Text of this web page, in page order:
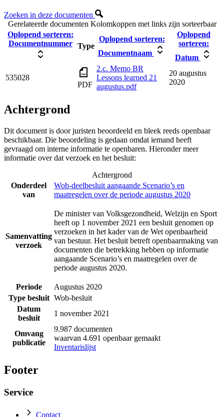
Zoeken in deze documenten
Gerelateerde documenten Kolomkoppen met links zijn sorteerbaar
Oplopend sorteren:
Documentnummer Type
Oplopend sorteren:
Documentnaam
Oplopend
sorteren:
Datum
535028
PDF
2.c. Memo BR
Lessons learned 21
augustus.pdf
20 augustus
2020
Achtergrond
Dit document is door juristen beoordeeld en bleek reeds openbaar
beschikbaar. Die beoordeling is gedaan omdat iemand heeft
gevraagd om interne informatie te openbaren. Hieronder meer
informatie over dat verzoek en het besluit:
Achtergrond
Onderdeel
van
Wob-deelbesluit aangaande Scenario’s en
maatregelen over de periode augustus 2020
Samenvatting
verzoek
De minister van Volksgezondheid, Welzijn en Sport
heeft op 1 november 2021 een besluit genomen op
verzoeken in het kader van de Wet openbaarheid
van bestuur. Het besluit betreft openbaarmaking van
documenten die betrekking hebben op informatie
aangaande Scenario’s en maatregelen over de
periode augustus 2020.
Periode
Augustus 2020
Type besluit Wob-besluit
Datum
besluit
1 november 2021
Omvang
publicatie
9.987 documenten
waarvan 4.691 openbaar gemaakt
Inventarislijst
Footer
Service
Contact